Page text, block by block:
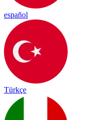
español
Türkçe